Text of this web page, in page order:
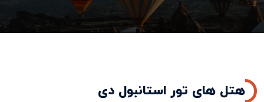
هتل های تور استانبول دی